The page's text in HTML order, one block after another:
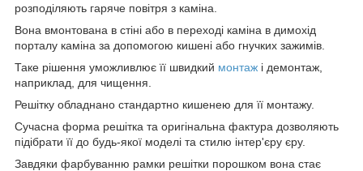
розподіляють гаряче повітря з каміна.
Вона вмонтована в стіні або в переході каміна в димохід
порталу каміна за допомогою кишені або гнучких зажимів.
Таке рішення уможливлює її швидкий монтаж і демонтаж,
наприклад, для чищення.
Решітку обладнано стандартно кишенею для її монтажу.
Сучасна форма решітка та оригінальна фактура дозволяють
підібрати її до будь-якої моделі та стилю інтер'єру єру.
Завдяки фарбуванню рамки решітки порошком вона стає